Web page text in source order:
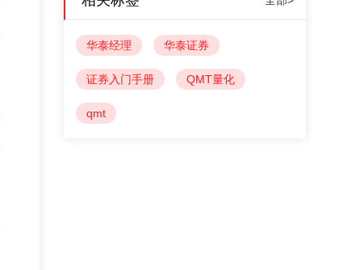
华泰经理 华泰证券
证券入门手册 QMT量化
qmt